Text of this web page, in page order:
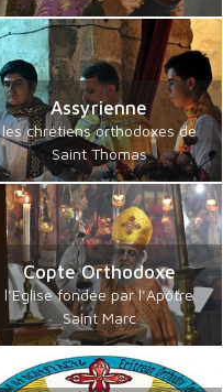
Assyrienne
les chrétiens orthodoxes de
Saint Thomas
Copte Orthodoxe
l’Eglise fondée par l’Apôtre
Saint Marc